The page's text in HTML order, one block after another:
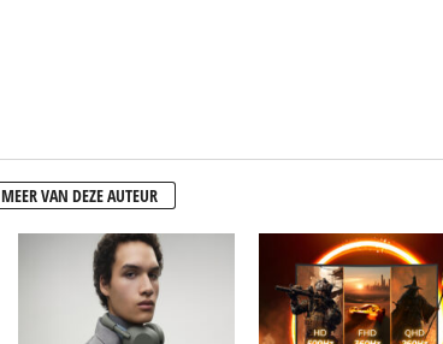
MEER VAN DEZE AUTEUR